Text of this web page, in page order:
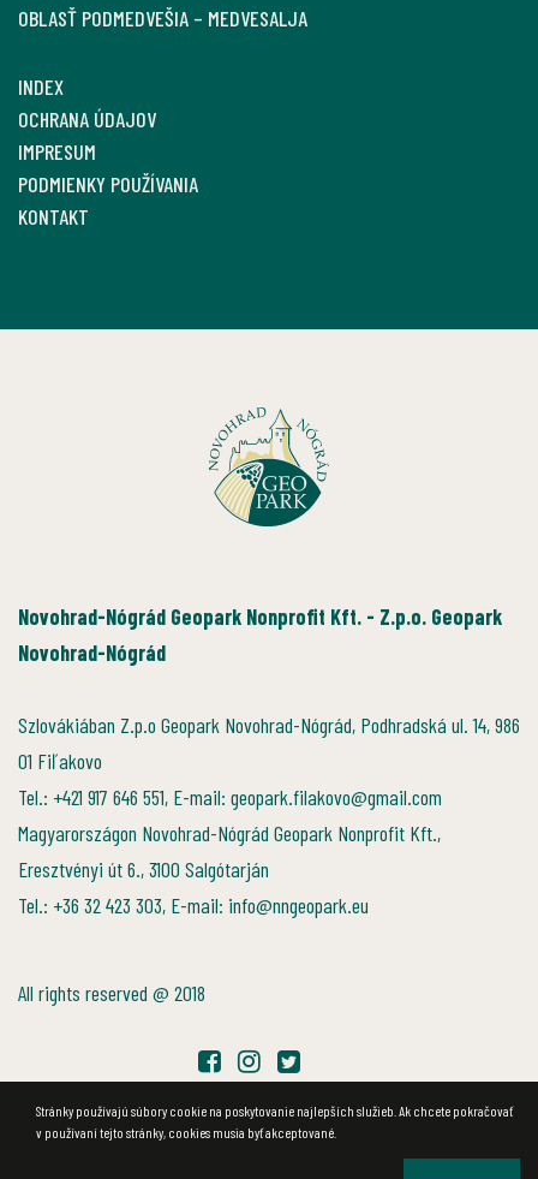
OBLASŤ PODMEDVEŠIA – MEDVESALJA
INDEX
OCHRANA ÚDAJOV
IMPRESUM
PODMIENKY POUŽÍVANIA
KONTAKT
Novohrad-Nógrád Geopark Nonprofit Kft. - Z.p.o. Geopark
Novohrad-Nógrád
Szlovákiában Z.p.o Geopark Novohrad-Nógrád, Podhradská ul. 14, 986
01 Fiľakovo
Tel.: +421 917 646 551, E-mail: geopark.filakovo@gmail.com
Magyarországon Novohrad-Nógrád Geopark Nonprofit Kft.,
Eresztvényi út 6., 3100 Salgótarján
Tel.: +36 32 423 303, E-mail: info@nngeopark.eu
All rights reserved @ 2018
Stránky používajú súbory cookie na poskytovanie najlepších služieb. Ak chcete pokračovať
v používaní tejto stránky, cookies musia byť akceptované.